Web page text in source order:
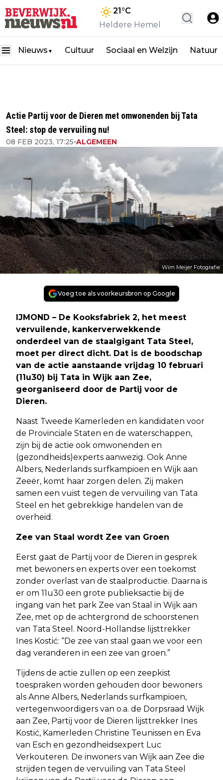
21°C
Heldere Hemel
Nieuws ▼ Cultuur Sociaal en Welzijn Natuur
Actie Partij voor de Dieren met omwonenden bij Tata
Steel: stop de vervuiling nu!
08 FEB 2023, 17:25•ALGEMEEN
Wim Meijer Fotografie
Voeg toe als voorkeursbron op Google
IJMOND – De Kooksfabriek 2, het meest
vervuilende, kankerverwekkende
onderdeel van de staalgigant Tata Steel,
moet per direct dicht. Dat is de boodschap
van de actie aanstaande vrijdag 10 februari
(11u30) bij Tata in Wijk aan Zee,
georganiseerd door de Partij voor de
Dieren.
Naast Tweede Kamerleden en kandidaten voor
de Provinciale Staten en de waterschappen,
zijn bij de actie ook omwonenden en
(gezondheids)experts aanwezig. Ook Anne
Albers, Nederlands surfkampioen en Wijk aan
Zeeër, komt haar zorgen delen. Zij maken
samen een vuist tegen de vervuiling van Tata
Steel en het gebrekkige handelen van de
overheid.
Zee van Staal wordt Zee van Groen
Eerst gaat de Partij voor de Dieren in gesprek
met bewoners en experts over een toekomst
zonder overlast van de staalproductie. Daarna is
er om 11u30 een grote publieksactie bij de
ingang van het park Zee van Staal in Wijk aan
Zee, met op de achtergrond de schoorstenen
van Tata Steel. Noord-Hollandse lijsttrekker
Ines Kostić: “De zee van staal gaan we voor een
dag veranderen in een zee van groen.”
Tijdens de actie zullen op een zeepkist
toespraken worden gehouden door bewoners
als Anne Albers, Nederlands surfkampioen,
vertegenwoordigers van o.a. de Dorpsraad Wijk
aan Zee, Partij voor de Dieren lijsttrekker Ines
Kostić, Kamerleden Christine Teunissen en Eva
van Esch en gezondheidsexpert Luc
Verkouteren. De inwoners van Wijk aan Zee die
strijden tegen de vervuiling van Tata Steel